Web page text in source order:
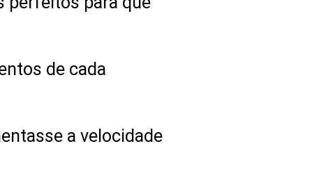
de cada
a velocidade